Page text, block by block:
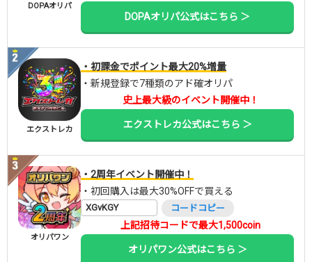
DOPAオリパ
DOPAオリパ公式はこちら ＞
エクストレカ
・初課金でポイント最大20%増量
・新規登録で7種類のアド確オリパ
史上最大級のイベント開催中！
エクストレカ公式はこちら ＞
オリパワン
・2周年イベント開催中！
・初回購入は最大30%OFFで買える
XGvKGY コードコピー
上記招待コードで最大1,500coin
オリパワン公式はこちら ＞